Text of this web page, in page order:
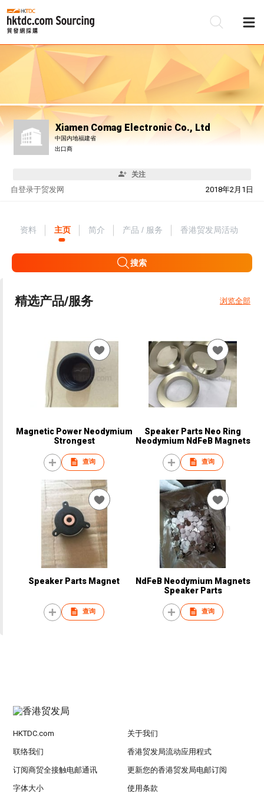
Xiamen Comag Electronic Co., Ltd
中国内地福建省
出口商
关注
自 2018年2月1日
登录于贸发网
资料 主页 简介 产品 / 服务 香港贸发局活动
搜索
精选产品/服务 浏览全部
Magnetic Power Neodymium
Strongest
查询
Speaker Parts Neo Ring
Neodymium NdFeB Magnets
查询
Speaker Parts Magnet
查询
NdFeB Neodymium Magnets
Speaker Parts
查询
HKTDC.com 关于我们
联络我们 香港贸发局流动应用程式
订阅商贸全接触电邮通讯 更新您的香港贸发局电邮订阅
字体大小 使用条款